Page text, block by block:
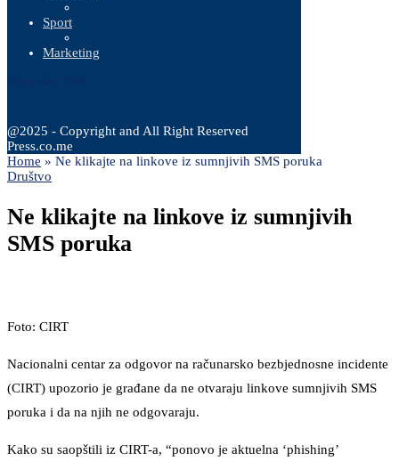
Sport
Marketing
@2025 - Copyright and All Right Reserved
Press.co.me
Home » Ne klikajte na linkove iz sumnjivih SMS poruka
Društvo
Ne klikajte na linkove iz sumnjivih
SMS poruka
Foto: CIRT
Nacionalni centar za odgovor na računarsko bezbjednosne incidente
(CIRT) upozorio je građane da ne otvaraju linkove sumnjivih SMS
poruka i da na njih ne odgovaraju.
Kako su saopštili iz CIRT-a, “ponovo je aktuelna ‘phishing’